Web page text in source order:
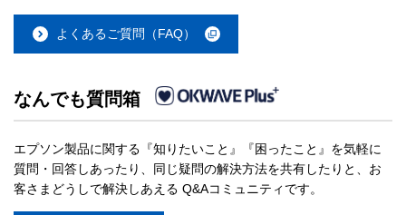
よくあるご質問（FAQ）
なんでも質問箱
エプソン製品に関する『知りたいこと』『困ったこと』を気軽に
質問・回答しあったり、同じ疑問の解決方法を共有したりと、お
客さまどうしで解決しあえる Q&Aコミュニティです。